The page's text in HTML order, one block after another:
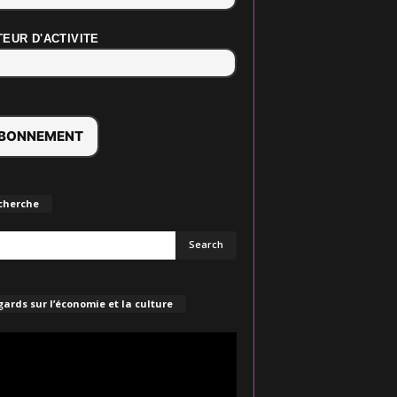
D'ACTIVITE
sur l’économie et la culture